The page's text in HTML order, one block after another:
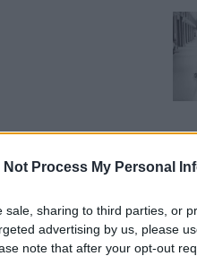
Not Process My Personal
sale, sharing to third parties, or
advertising by us, please
note that after your opt-out